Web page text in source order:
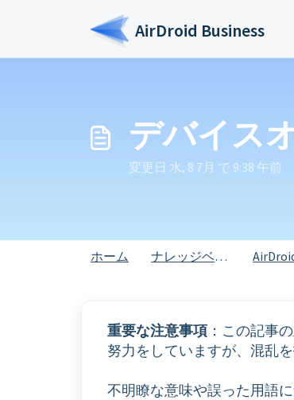
AirDroid Business
デバイス
変更日 水, 8 7月 で 9:38 午前
ホーム ナレッジベース AirDroid
重要な注意事項 ：この記事
努力をしていますが、混乱
不明瞭な意味や誤った用語